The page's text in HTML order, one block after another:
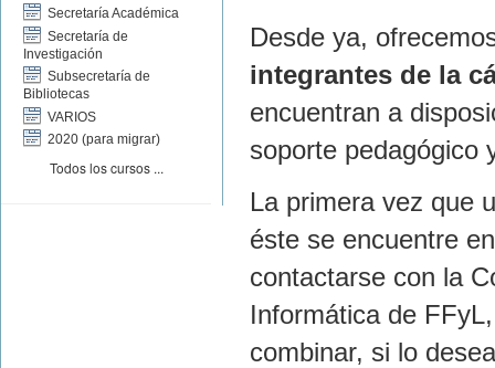
Desde ya,
integrantes de la
encuentran a
soporte pedagógico
La primera vez que
éste se encuentre
contactarse con la
Informática de
combinar, si lo
Secretaría Académica
Secretaría de
Investigación
Subsecretaría de
Bibliotecas
VARIOS
2020 (para migrar)
Todos los cursos...